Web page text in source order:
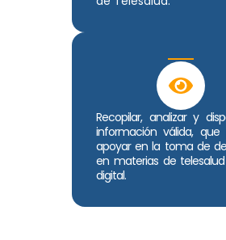
Recopilar, analizar y
información válida, que
apoyar en la toma de
en materias de
digital.